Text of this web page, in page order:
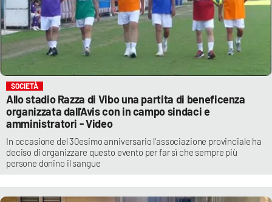
SOCIETÀ
Allo stadio Razza di Vibo una partita di beneficenza
organizzata dall'Avis con in campo sindaci e
amministratori - Video
In occasione del 30esimo anniversario l'associazione provinciale ha
deciso di organizzare questo evento per far sì che sempre più
persone donino il sangue